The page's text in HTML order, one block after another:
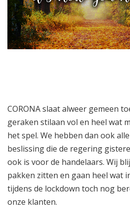
CORONA slaat alweer gemeen
geraken stilaan vol en heel wat
het spel. We hebben dan ook
beslissing die de regering
ook is voor de handelaars. Wij
pakken zitten en gaan heel wat
tijdens de lockdown toch nog
onze klanten.